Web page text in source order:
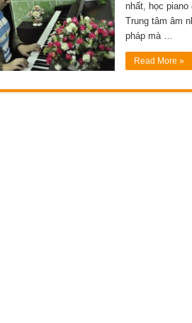
nhất, học
Trung tâm âm
pháp mà …
Read More »